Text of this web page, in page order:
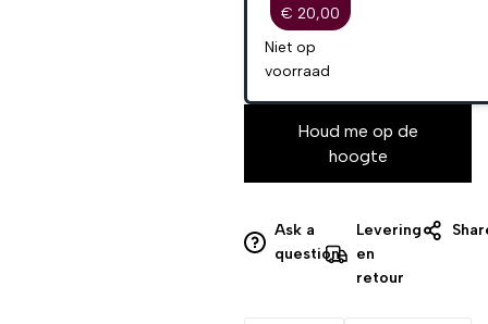
€ 20,00
Niet op
voorraad
Houd me op de
hoogte
Ask a
question
Levering
en
retour